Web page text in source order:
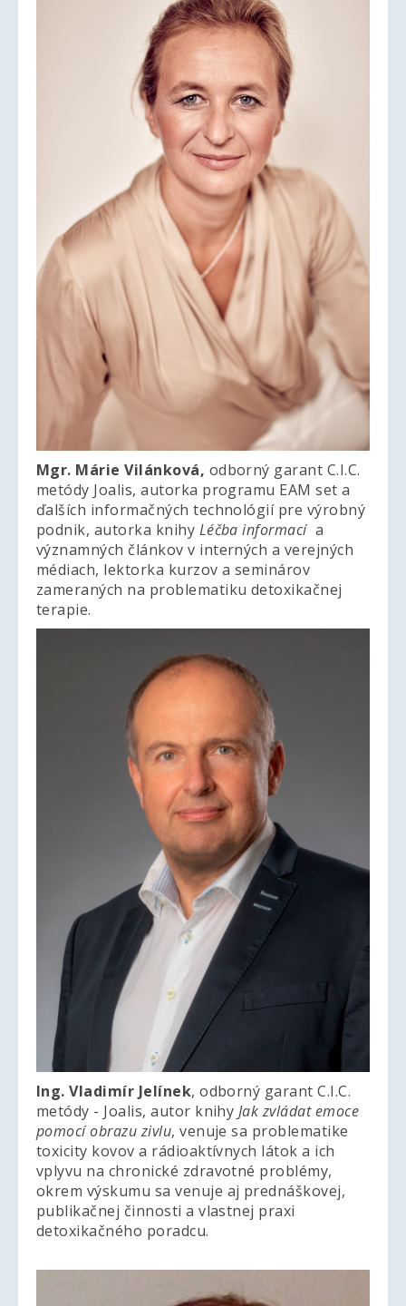
Mgr. Márie Vilánková, odborný garant C.I.C.
metódy Joalis, autorka programu EAM set a
ďalších informačných technológií pre výrobný
podnik, autorka knihy Léčba informací a
významných článkov v interných a verejných
médiach, lektorka kurzov a seminárov
zameraných na problematiku detoxikačnej
terapie.
Ing. Vladimír Jelínek, odborný garant C.I.C.
metódy - Joalis, autor knihy Jak zvládat emoce
pomocí obrazu zivlu, venuje sa problematike
toxicity kovov a rádioaktívnych látok a ich
vplyvu na chronické zdravotné problémy,
okrem výskumu sa venuje aj prednáškovej,
publikačnej činnosti a vlastnej praxi
detoxikačného poradcu.